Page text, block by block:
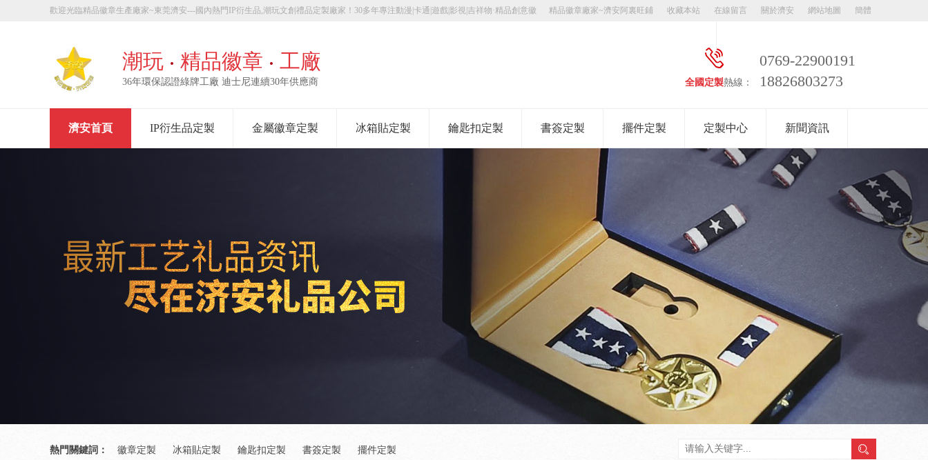
精品徽章廠家~濟安阿裏旺鋪 收藏本站 在線留言 關於濟安 網站地圖 簡體
歡迎光臨精品徽章生產廠家~東莞濟安---國內熱門IP衍生品,潮玩文創禮品定製廠家！30多年專注動漫|卡通|遊戲|影視|吉祥物·精品創意徽
潮玩 精品徽章 工廠
36年環保認證綠牌工廠 迪士尼連續30年供應商 全國定製熱線：
0769-22900191
18826803273
濟安首頁 IP衍生品定製 金屬徽章定製 冰箱貼定製 鑰匙扣定製 書簽定製 擺件定製 定製中心 新聞資訊
熱門關鍵詞： 徽章定製 冰箱貼定製 鑰匙扣定製 書簽定製 擺件定製